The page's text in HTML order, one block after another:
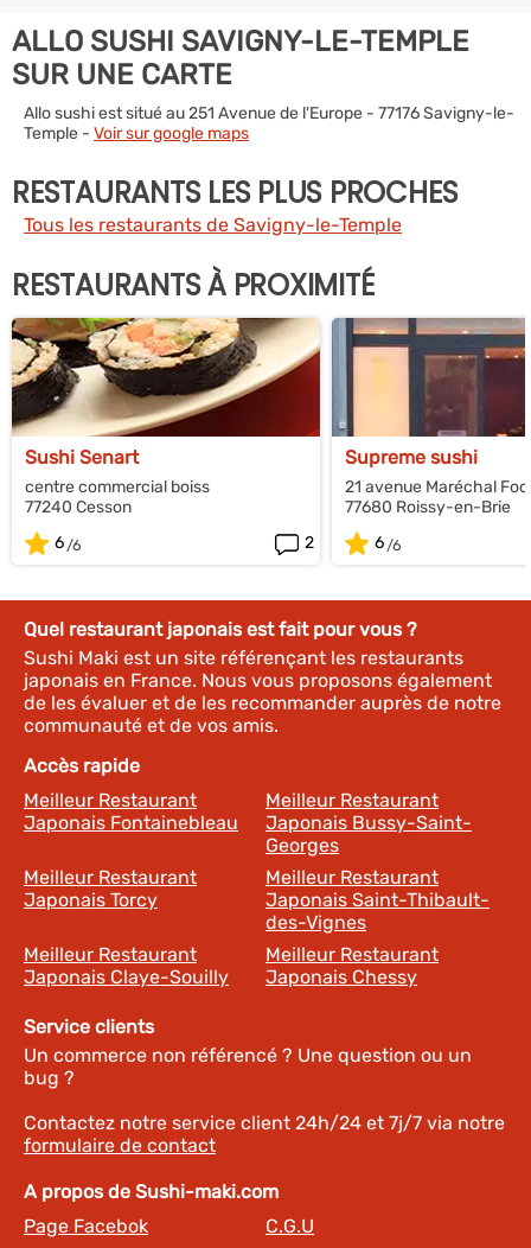
ALLO SUSHI SAVIGNY-LE-TEMPLE
SUR UNE CARTE
Allo sushi est situé au 251 Avenue de l'Europe - 77176 Savigny-le-
Temple - Voir sur google maps
RESTAURANTS LES PLUS PROCHES
Tous les restaurants de Savigny-le-Temple
RESTAURANTS À PROXIMITÉ
Sushi Senart
centre commercial boiss
77240 Cesson
6
2
Supreme sushi
21 avenue Maréchal
77680 Roissy-en-Brie
6
Quel restaurant japonais est fait pour vous ?
Sushi Maki est un site référençant les restaurants
japonais en France. Nous vous proposons également
de les évaluer et de les recommander auprès de notre
communauté et de vos amis.
Accès rapide
Meilleur Restaurant
Japonais Fontainebleau
Meilleur Restaurant
Japonais Bussy-Saint-
Georges
Meilleur Restaurant
Japonais Torcy
Meilleur Restaurant
Japonais Saint-Thibault-
des-Vignes
Meilleur Restaurant
Japonais Claye-Souilly
Meilleur Restaurant
Japonais Chessy
Service clients
Un commerce non référencé ? Une question ou un
bug ?
Contactez notre service client 24h/24 et 7j/7 via notre
formulaire de contact
A propos de Sushi-maki.com
Page Facebok
C.G.U